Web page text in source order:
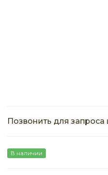
Позвонить для запроса
В наличии